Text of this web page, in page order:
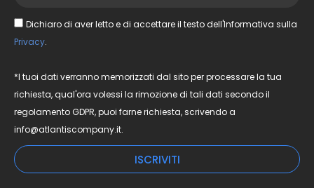
Dichiaro di aver letto e di accettare il testo dell'Informativa sulla
Privacy.
*I tuoi dati verranno memorizzati dal sito per processare la tua
richiesta, qual'ora volessi la rimozione di tali dati secondo il
regolamento GDPR, puoi farne richiesta, scrivendo a
info@atlantiscompany.it.
ISCRIVITI